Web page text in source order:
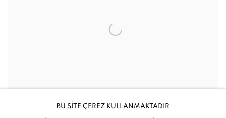
BU SİTE ÇEREZ KULLANMAKTADIR